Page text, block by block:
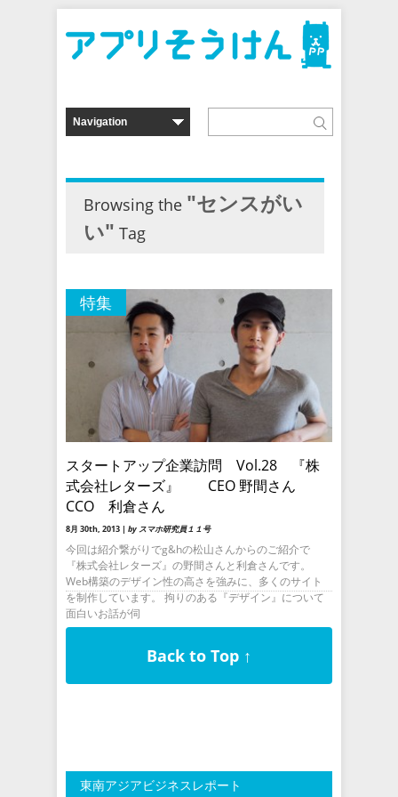
Browsing the "センスがい
い" Tag
特集
スタートアップ企業訪問 Vol.28 『株
式会社レターズ』 CEO 野間さん
CCO 利倉さん
8月 30th, 2013 | by スマホ研究員１１号
今回は紹介繋がりでg&hの松山さんからのご紹介で
『株式会社レターズ』の野間さんと利倉さんです。
Web構築のデザイン性の高さを強みに、多くのサイト
を制作しています。 拘りのある『デザイン』について
面白いお話が伺
Back to Top ↑
東南アジアビジネスレポート